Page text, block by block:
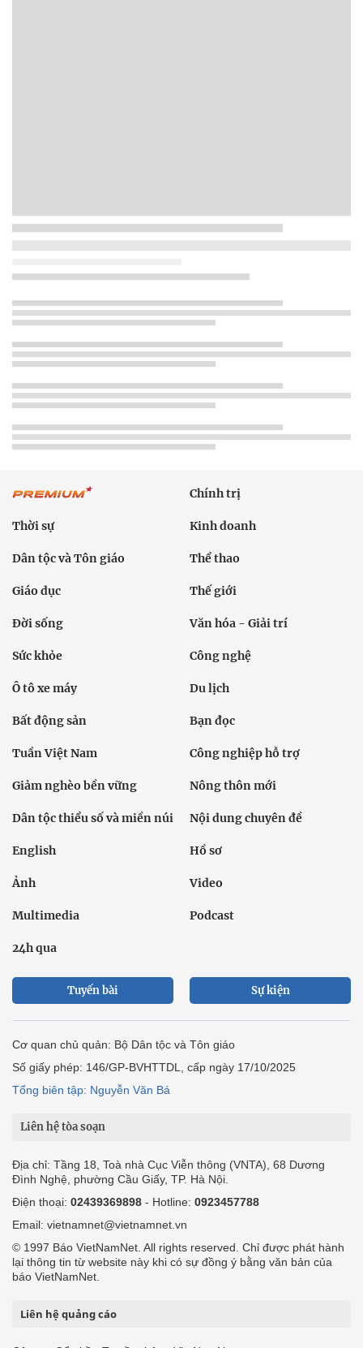
Chính trị
Thời sự Kinh doanh
Dân tộc và Tôn giáo Thể thao
Giáo dục Thế giới
Đời sống Văn hóa - Giải trí
Sức khỏe Công nghệ
Ô tô xe máy Du lịch
Bất động sản Bạn đọc
Tuần Việt Nam Công nghiệp hỗ trợ
Giảm nghèo bền vững Nông thôn mới
Dân tộc thiểu số và miền núi Nội dung chuyên đề
English Hồ sơ
Ảnh Video
Multimedia Podcast
24h qua
Tuyến bài Sự kiện
Cơ quan chủ quản: Bộ Dân tộc và Tôn giáo
Số giấy phép: 146/GP-BVHTTDL, cấp ngày 17/10/2025
Tổng biên tập: Nguyễn Văn Bá
Liên hệ tòa soạn
Địa chỉ: Tầng 18, Toà nhà Cục Viễn thông (VNTA), 68 Dương
Đình Nghệ, phường Cầu Giấy, TP. Hà Nội.
Điện thoại: 02439369898 - Hotline: 0923457788
Email: vietnamnet@vietnamnet.vn
© 1997 Báo VietNamNet. All rights reserved. Chỉ được phát hành
lại thông tin từ website này khi có sự đồng ý bằng văn bản của
báo VietNamNet.
Liên hệ quảng cáo